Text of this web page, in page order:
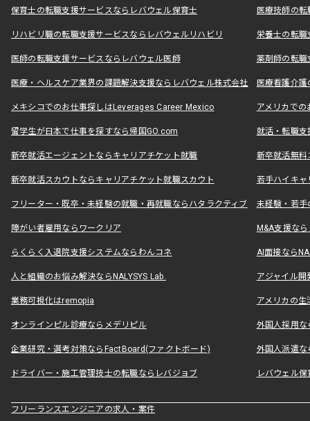
保育士の転職支援サービスならレバウェル保育士 医療技師の
リハビリ職の転職支援サービスならレバウェルリハビリ 栄養士の転
医師の転職支援サービスならレバウェル医師 薬剤師の転
医療・ヘルスケア業界の課題解決支援ならレバウェル株式会社 医療看護介
メキシコでのお仕事探しはLeverages Career Mexico アメリカで
留学生が日本で仕事を探すなら帰国GO.com 就活・転職
新卒就活エージェントならキャリアチケット就職 新卒就活無料
新卒就活スカウトならキャリアチケット就職スカウト 若手ハイキ
フリーター・既卒・未経験の就職・再就職ならハタラクティブ 未経験・若手
障がい者雇用ならワークリア M&A支援な
らくらく入退院支援システムならわんコネ AI面接なら
人と組織のお悩み解決ならNALYSYS Lab. アジャイル
業務可視化はremopia アメリカの
オンラインピル診療ならメデリピル 外国人採用
企業研究・選考対策ならFactBoard(ファクトボード) 外国人派遣な
ドライバー・施工管理技士の転職ならレバジョブ レバウェル
フリーランスエンジニアの求人・案件